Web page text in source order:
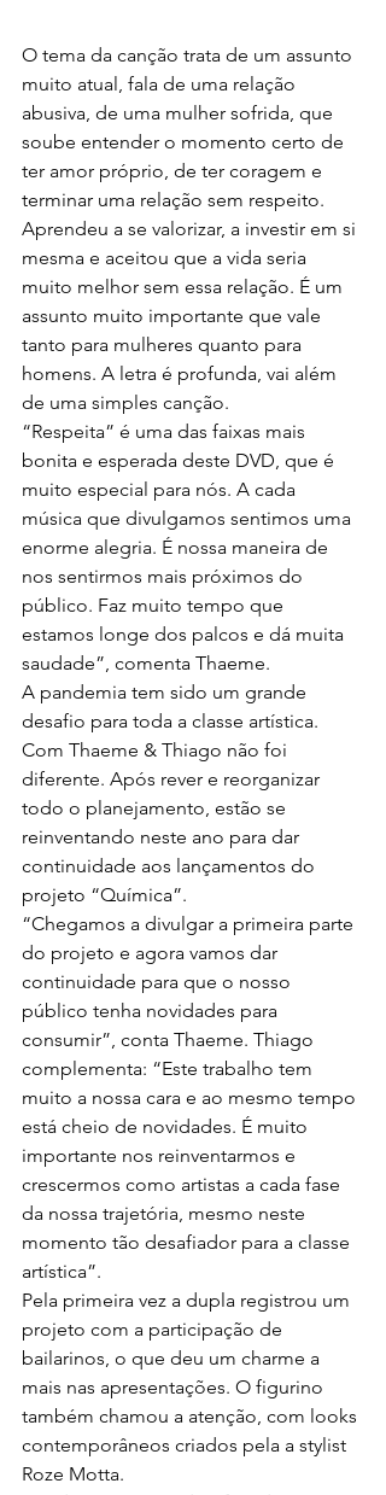
O tema da canção trata de um assunto
muito atual, fala de uma relação
abusiva, de uma mulher sofrida, que
soube entender o momento certo de
ter amor próprio, de ter coragem e
terminar uma relação sem respeito.
Aprendeu a se valorizar, a investir em si
mesma e aceitou que a vida seria
muito melhor sem essa relação. É um
assunto muito importante que vale
tanto para mulheres quanto para
homens. A letra é profunda, vai além
de uma simples canção.
“Respeita” é uma das faixas mais
bonita e esperada deste DVD, que é
muito especial para nós. A cada
música que divulgamos sentimos uma
enorme alegria. É nossa maneira de
nos sentirmos mais próximos do
público. Faz muito tempo que
estamos longe dos palcos e dá muita
saudade”, comenta Thaeme.
A pandemia tem sido um grande
desafio para toda a classe artística.
Com Thaeme & Thiago não foi
diferente. Após rever e reorganizar
todo o planejamento, estão se
reinventando neste ano para dar
continuidade aos lançamentos do
projeto “Química”.
“Chegamos a divulgar a primeira parte
do projeto e agora vamos dar
continuidade para que o nosso
público tenha novidades para
consumir”, conta Thaeme. Thiago
complementa: “Este trabalho tem
muito a nossa cara e ao mesmo tempo
está cheio de novidades. É muito
importante nos reinventarmos e
crescermos como artistas a cada fase
da nossa trajetória, mesmo neste
momento tão desafiador para a classe
artística”.
Pela primeira vez a dupla registrou um
projeto com a participação de
bailarinos, o que deu um charme a
mais nas apresentações. O figurino
também chamou a atenção, com looks
contemporâneos criados pela a stylist
Roze Motta.